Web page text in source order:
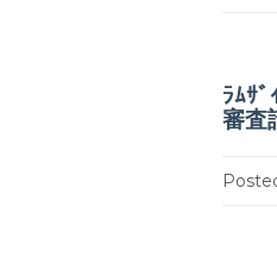
ﾗﾑｻ
審査